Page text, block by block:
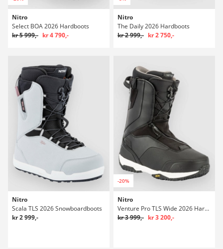
Nitro
Select BOA 2026 Hardboots
kr 5 999,- kr 4 790,-
Nitro
The Daily 2026 Hardboots
kr 2 999,- kr 2 750,-
Nitro
Scala TLS 2026 Snowboardboots
kr 2 999,-
-20%
Nitro
Venture Pro TLS Wide 2026 Hardboots
kr 3 999,- kr 3 200,-